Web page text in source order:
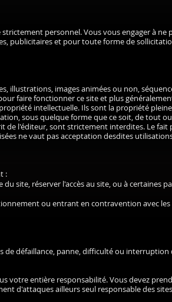
personnel. Vous vous engager à
publicitaires et pour toute forme de
illustrations, images animées ou non,
faire fonctionner ce site et plus
intellectuelle. Ils sont la propriété
sous quelque forme que ce soit, de tout
de l'éditeur, sont strictement interdites. Le
ne vaut pas acceptation desdites
:
site, réserver l'accès au site, ou à certaines
ou entrant en contravention avec
de défaillance, panne, difficulté ou
votre entière responsabilité. Vous devez
d'attaques ailleurs seul responsable des